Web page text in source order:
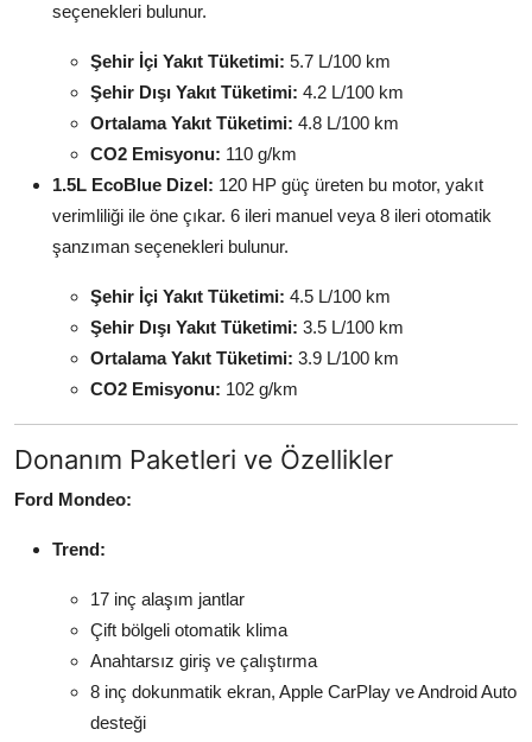
seçenekleri bulunur.
Şehir İçi Yakıt Tüketimi: 5.7 L/100 km
Şehir Dışı Yakıt Tüketimi: 4.2 L/100 km
Ortalama Yakıt Tüketimi: 4.8 L/100 km
CO2 Emisyonu: 110 g/km
1.5L EcoBlue Dizel: 120 HP güç üreten bu motor, yakıt
verimliliği ile öne çıkar. 6 ileri manuel veya 8 ileri otomatik
şanzıman seçenekleri bulunur.
Şehir İçi Yakıt Tüketimi: 4.5 L/100 km
Şehir Dışı Yakıt Tüketimi: 3.5 L/100 km
Ortalama Yakıt Tüketimi: 3.9 L/100 km
CO2 Emisyonu: 102 g/km
Donanım Paketleri ve Özellikler
Ford Mondeo:
Trend:
17 inç alaşım jantlar
Çift bölgeli otomatik klima
Anahtarsız giriş ve çalıştırma
8 inç dokunmatik ekran, Apple CarPlay ve Android Auto
desteği